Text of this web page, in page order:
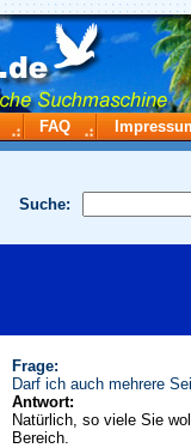
FAQ
Suche:
Frage:
Darf ich auch mehrere
Antwort:
Natürlich, so viele Sie
Bereich.